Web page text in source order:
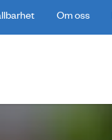
Om oss